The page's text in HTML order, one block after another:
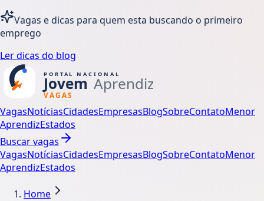
Vagas e dicas para quem esta buscando o primeiro
emprego
Ler dicas do blog
VagasNotíciasCidadesEmpresasBlogSobreContatoMenor
AprendizEstados
Buscar vagas
VagasNotíciasCidadesEmpresasBlogSobreContatoMenor
AprendizEstados
Home